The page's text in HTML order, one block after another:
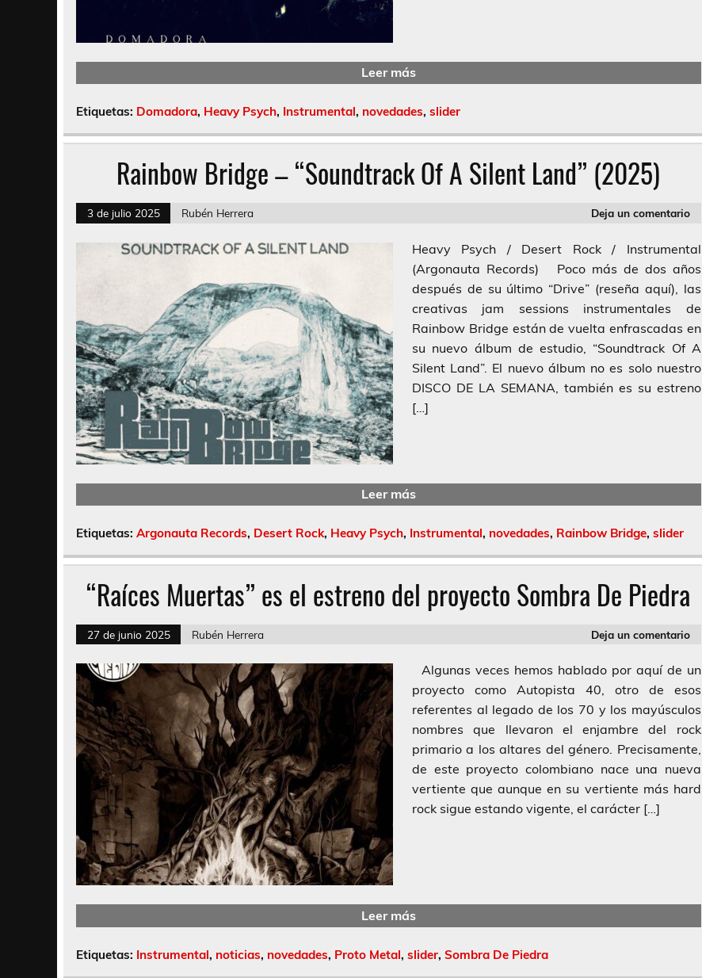
Leer más
Etiquetas: Domadora, Heavy Psych, Instrumental, novedades, slider
Rainbow Bridge – “Soundtrack Of A Silent Land” (2025)
3 de julio 2025 Rubén Herrera Deja un comentario
Heavy Psych / Desert Rock / Instrumental
(Argonauta Records) Poco más de dos años
después de su último “Drive” (reseña aquí), las
creativas jam sessions instrumentales de
Rainbow Bridge están de vuelta enfrascadas en
su nuevo álbum de estudio, “Soundtrack Of A
Silent Land”. El nuevo álbum no es solo nuestro
DISCO DE LA SEMANA, también es su estreno
[…]
Leer más
Etiquetas: Argonauta Records, Desert Rock, Heavy Psych, Instrumental, novedades, Rainbow Bridge, slider
“Raíces Muertas” es el estreno del proyecto Sombra De Piedra
27 de junio 2025 Rubén Herrera Deja un comentario
Algunas veces hemos hablado por aquí de un
proyecto como Autopista 40, otro de esos
referentes al legado de los 70 y los mayúsculos
nombres que llevaron el enjambre del rock
primario a los altares del género. Precisamente,
de este proyecto colombiano nace una nueva
vertiente que aunque en su vertiente más hard
rock sigue estando vigente, el carácter […]
Leer más
Etiquetas: Instrumental, noticias, novedades, Proto Metal, slider, Sombra De Piedra